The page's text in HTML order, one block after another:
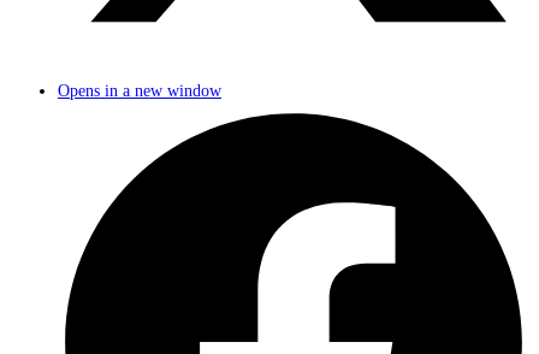
Opens in a new window